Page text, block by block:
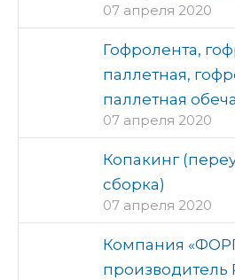
07 апреля 2020
Гофролента,
паллетная,
паллетная
07 апреля 2020
Копакинг
сборка)
07 апреля 2020
Компания
производитель